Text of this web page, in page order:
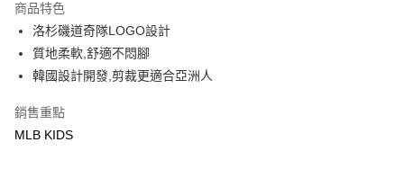
Apple Pay
街口支付
運送方式
商品特色
洛杉磯道奇隊LOGO設計
質地柔軟,舒適不悶腳
韓國設計開發,剪裁更適合亞洲人
銷售重點
MLB KIDS